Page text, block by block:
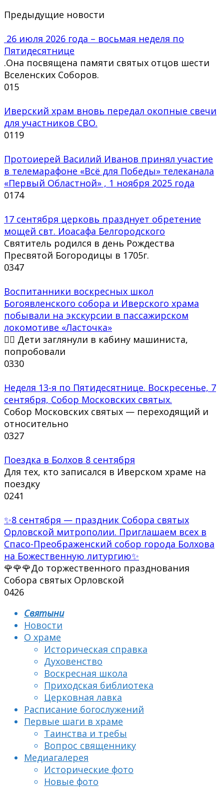
Предыдущие новости
26 июля 2026 года – восьмая неделя по
Пятидесятнице
.Она посвящена памяти святых отцов шести
Вселенских Соборов.
015
Иверский храм вновь передал окопные свечи
для участников СВО.
0119
Протоиерей Василий Иванов принял участие
в телемарафоне «Всё для Победы» телеканала
«Первый Областной» , 1 ноября 2025 года
0174
17 сентября церковь празднует обретение
мощей свт. Иоасафа Белгородского
Святитель родился в день Рождества
Пресвятой Богородицы в 1705г.
0347
Воспитанники воскресных школ
Богоявленского собора и Иверского храма
побывали на экскурсии в пассажирском
локомотиве «Ласточка»
👩‍✈ Дети заглянули в кабину машиниста,
попробовали
0330
Неделя 13-я по Пятидесятнице. Воскресенье, 7
сентября, Собор Московских святых.
Собор Московских святых — переходящий и
относительно
0327
Поездка в Болхов 8 сентября
Для тех, кто записался в Иверском храме на
поездку
0241
✨8 сентября — праздник Собора святых
Орловской митрополии. Приглашаем всех в
Спасо-Преображенский собор города Болхова
на Божественную литургию✨
🌹🌹🌹До торжественного празднования
Собора святых Орловской
0426
Святыни
Новости
О храме
Историческая справка
Духовенство
Воскресная школа
Приходская библиотека
Церковная лавка
Расписание богослужений
Первые шаги в храме
Таинства и требы
Вопрос священнику
Медиагалерея
Исторические фото
Новые фото